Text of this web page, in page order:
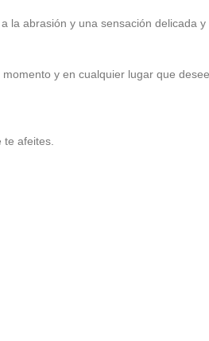
la abrasión y una sensación delicada
y en cualquier lugar que
te afeites.